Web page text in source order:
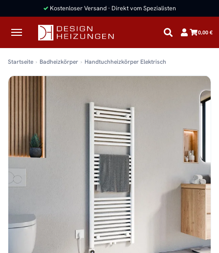
✓ Kostenloser Versand · Direkt vom Spezialisten
0,00 €
Startseite Badheizkörper Handtuchheizkörper Elektrisch